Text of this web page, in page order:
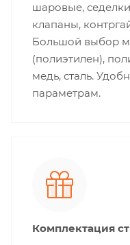
шаровые,
клапаны,
Большой выбор
(полиэтилен),
медь, сталь.
параметрам.
Комплектация